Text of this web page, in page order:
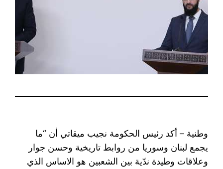
وطنية – أكد رئيس الحكومة نجيب ميقاتي أن “ما
يجمع لبنان وسوريا من روابط تاريخية وحسن جوار
وعلاقات وطيدة ندّية بين الشعبين هو الاساس الذي